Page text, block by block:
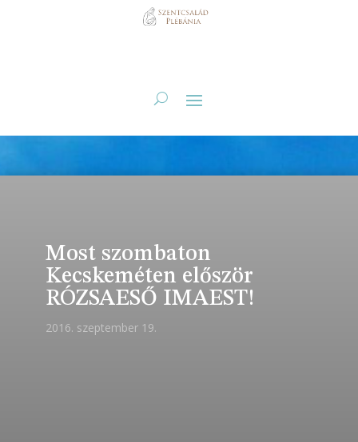
Most szombaton
Kecskeméten először
RÓZSAESŐ IMAEST!
2016. szeptember 19.